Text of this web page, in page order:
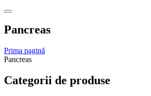
Pancreas
Prima pagină
Pancreas
Categorii de produse